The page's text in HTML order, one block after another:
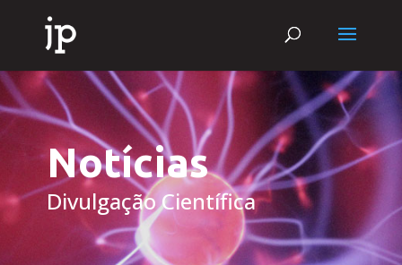
Notícias
Divulgação Científica